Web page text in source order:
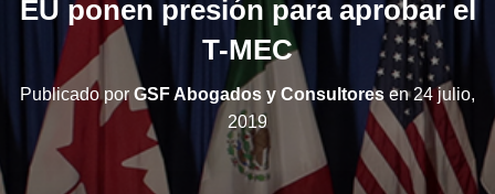
M
D
N
A
V
EU ponen presión para aprobar el
T-MEC
Publicado por GSF Abogados y Consultores en24 julio,
2019